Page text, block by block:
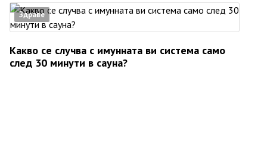
Здраве
Какво се случва с имунната ви система само
след 30 минути в сауна?